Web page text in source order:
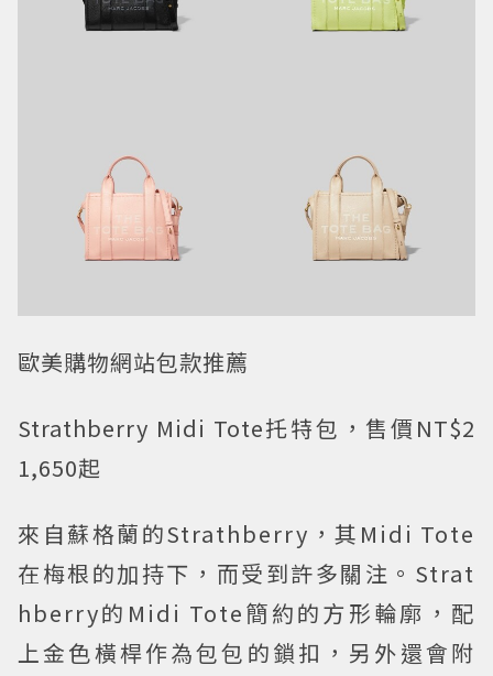
歐美購物網站包款推薦
Strathberry Midi Tote托特包，售價NT$2
1,650起
來自蘇格蘭的Strathberry，其Midi Tote
在梅根的加持下，而受到許多關注。Strat
hberry的Midi Tote簡約的方形輪廓，配
上金色橫桿作為包包的鎖扣，另外還會附